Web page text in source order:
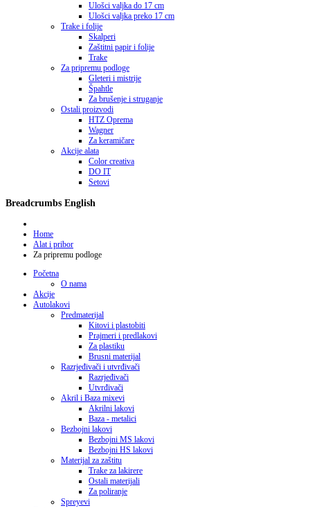
Ulošci valjka do 17 cm
Ulošci valjka preko 17 cm
Trake i folije
Skalperi
Zaštitni papir i folije
Trake
Za pripremu podloge
Gleteri i mistrije
Špahtle
Za brušenje i struganje
Ostali proizvodi
HTZ Oprema
Wagner
Za keramičare
Akcije alata
Color creativa
DO IT
Setovi
Breadcrumbs English
Home
Alat i pribor
Za pripremu podloge
Početna
O nama
Akcije
Autolakovi
Predmaterijal
Kitovi i plastobiti
Prajmeri i predlakovi
Za plastiku
Brusni materijal
Razrjeđivači i utvrđivači
Razrjeđivači
Utvrđivači
Akril i Baza mixevi
Akrilni lakovi
Baza - metalici
Bezbojni lakovi
Bezbojni MS lakovi
Bezbojni HS lakovi
Materijal za zaštitu
Trake za lakirere
Ostali materijali
Za poliranje
Spreyevi